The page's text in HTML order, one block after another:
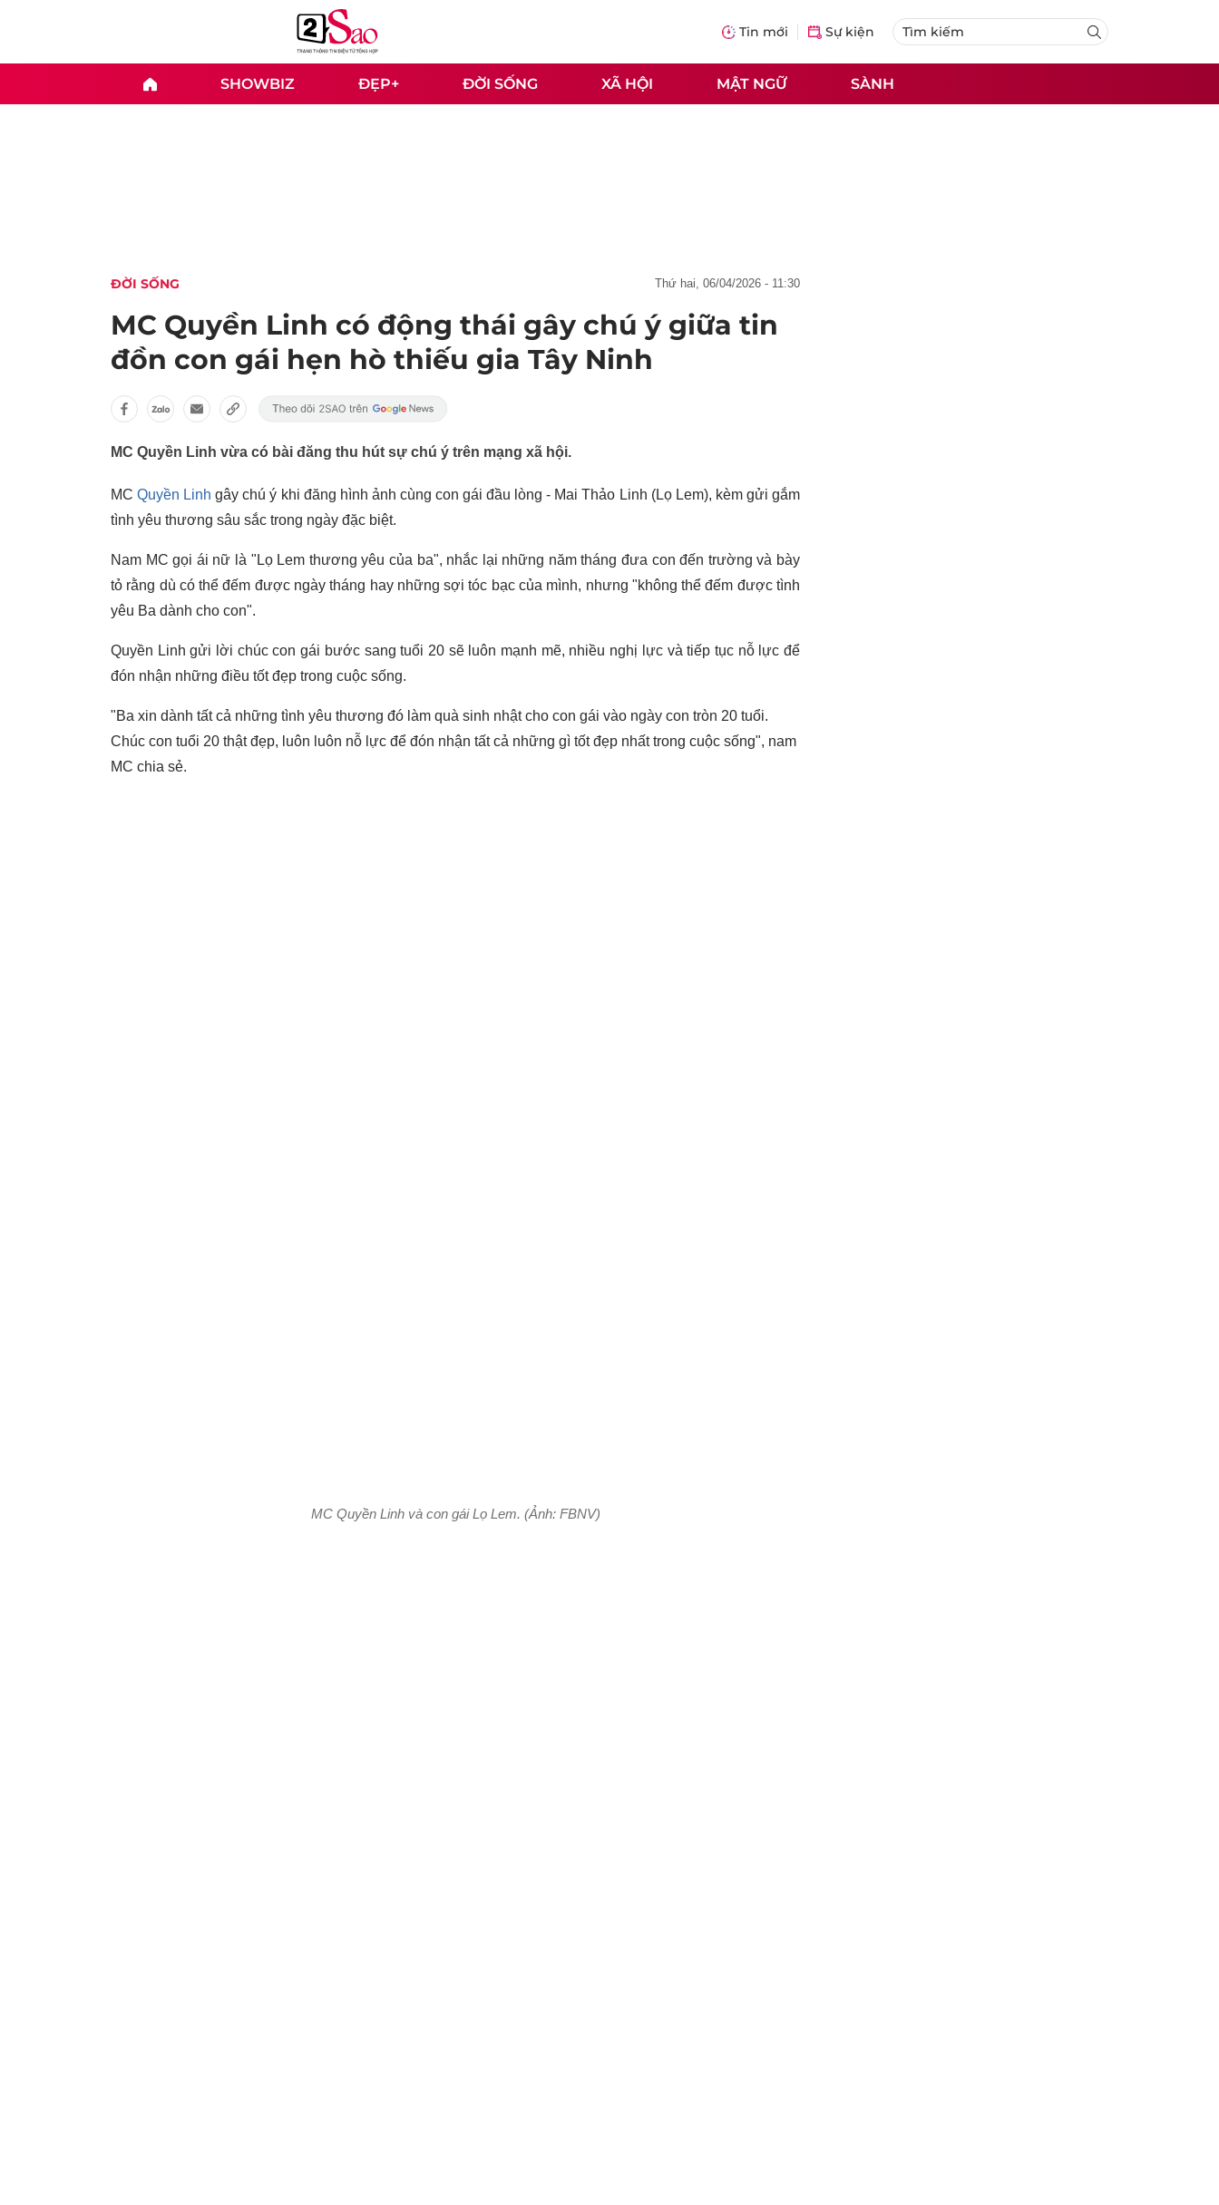
Tin mới Sự kiện
SHOWBIZ ĐẸP+ ĐỜI SỐNG XÃ HỘI MẬT NGỮ SÀNH
ĐỜI SỐNG thứ hai, 06/04/2026 - 11:30
MC Quyền Linh có động thái gây chú ý giữa tin
đồn con gái hẹn hò thiếu gia Tây Ninh
MC Quyền Linh vừa có bài đăng thu hút sự chú ý trên mạng xã hội.
MCQuyền Linh gây chú ý khi đăng hình ảnh cùng con gái đầu lòng - Mai Thảo Linh (Lọ Lem), kèm gửi gắm
tình yêu thương sâu sắc trong ngày đặc biệt.
Nam MC gọi ái nữ là "Lọ Lem thương yêu của ba", nhắc lại những năm tháng đưa con đến trường và bày
tỏ rằng dù có thể đếm được ngày tháng hay những sợi tóc bạc của mình, nhưng "không thể đếm được tình
yêu Ba dành cho con".
Quyền Linh gửi lời chúc con gái bước sang tuổi 20 sẽ luôn mạnh mẽ, nhiều nghị lực và tiếp tục nỗ lực để
đón nhận những điều tốt đẹp trong cuộc sống.
"Ba xin dành tất cả những tình yêu thương đó làm quà sinh nhật cho con gái vào ngày con tròn 20 tuổi.
Chúc con tuổi 20 thật đẹp, luôn luôn nỗ lực để đón nhận tất cả những gì tốt đẹp nhất trong cuộc sống", nam
MC chia sẻ.
MC Quyền Linh và con gái Lọ Lem. (Ảnh: FBNV)